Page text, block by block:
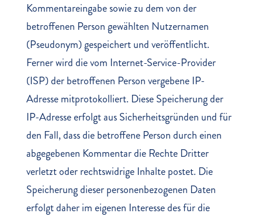
Kommentareingabe sowie zu dem von der
betroffenen Person gewählten Nutzernamen
(Pseudonym) gespeichert und veröffentlicht.
Ferner wird die vom Internet-Service-Provider
(ISP) der betroffenen Person vergebene IP-
Adresse mitprotokolliert. Diese Speicherung der
IP-Adresse erfolgt aus Sicherheitsgründen und für
den Fall, dass die betroffene Person durch einen
abgegebenen Kommentar die Rechte Dritter
verletzt oder rechtswidrige Inhalte postet. Die
Speicherung dieser personenbezogenen Daten
erfolgt daher im eigenen Interesse des für die